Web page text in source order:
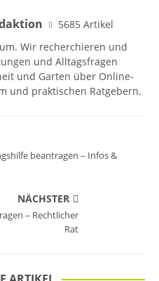
5685 Artikel
Wir recherchieren und
und Alltagsfragen
und Garten über Online-
und praktischen Ratgebern.
beantragen – Infos &
NÄCHSTER
– Rechtlicher
Rat